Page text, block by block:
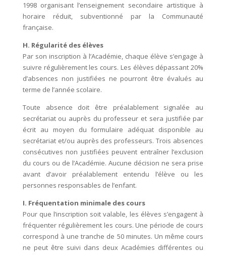
1998 organisant l’enseignement secondaire artistique à
horaire réduit, subventionné par la Communauté
française.
H. Régularité des élèves
Par son inscription à l’Académie, chaque élève s’engage à
suivre régulièrement les cours. Les élèves dépassant 20%
d’absences non justifiées ne pourront être évalués au
terme de l’année scolaire.
Toute absence doit être préalablement signalée au
secrétariat ou auprès du professeur et sera justifiée par
écrit au moyen du formulaire adéquat disponible au
secrétariat et/ou auprès des professeurs. Trois absences
consécutives non justifiées peuvent entraîner l’exclusion
du cours ou de l’Académie. Aucune décision ne sera prise
avant d’avoir préalablement entendu l’élève ou les
personnes responsables de l’enfant.
I. Fréquentation minimale des cours
Pour que l’inscription soit valable, les élèves s’engagent à
fréquenter régulièrement les cours. Une période de cours
correspond à une tranche de 50 minutes. Un même cours
ne peut être suivi dans deux Académies différentes ou